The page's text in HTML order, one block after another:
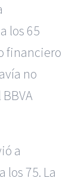
los 65
financiero
no
a
los 75. La